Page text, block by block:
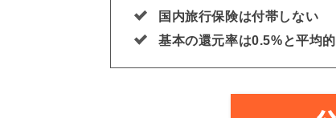
国内旅行保険は付帯しない
基本の還元率は0.5%と平均的